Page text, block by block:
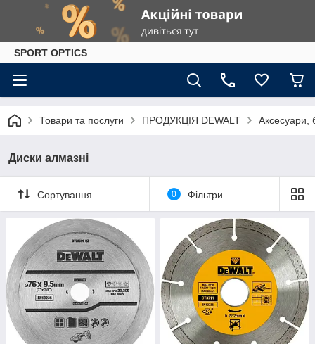
SPORT OPTICS
Товари та послуги ПРОДУКЦІЯ DEWALT Аксесуари,
Диски алмазні
Сортування 0 Фільтри